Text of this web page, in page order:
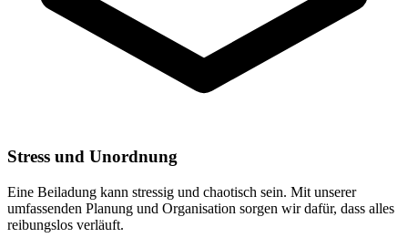
Stress und Unordnung
Eine Beiladung kann stressig und chaotisch sein. Mit unserer
umfassenden Planung und Organisation sorgen wir dafür, dass alles
reibungslos verläuft.